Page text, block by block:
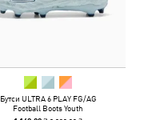
Бутси ULTRA 6 PLAY FG/AG
Football Boots Youth